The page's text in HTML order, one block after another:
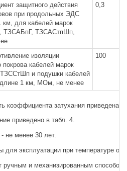
защитного действия
при продольных ЭДС
км, для кабелей марок
ТЗСАСтпШп,
0,3
изоляции
покрова кабелей марок
и подушки кабелей
1 км, МОм, не менее
100
коэффициента затухания приведена
приведено в табл. 4.
не менее 30 лет.
для эксплуатации при температуре
ручным и механизированным способом